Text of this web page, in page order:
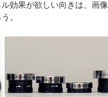
効果が欲しい向きは、画像
。